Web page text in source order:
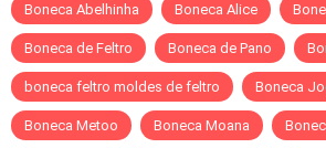
Boneca Abelhinha Boneca Alice
Boneca de Feltro Boneca de Pano
boneca feltro moldes de feltro Boneca
Boneca Metoo Boneca Moana